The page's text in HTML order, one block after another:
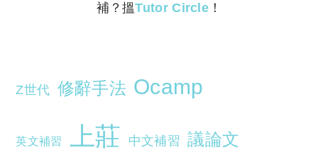
補？搵Tutor Circle ！
Z世代 修辭手法 Ocamp
英文補習 上莊 中文補習 議論文